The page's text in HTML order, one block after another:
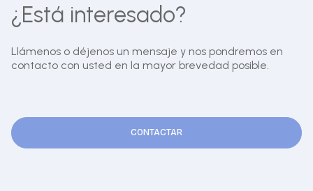
¿Está interesado?
Llámenos o déjenos un mensaje y nos pondremos en
contacto con usted en la mayor brevedad posible.
CONTACTAR